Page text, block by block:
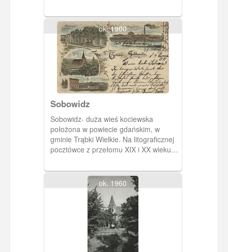
ok. 1900
Sobowidz
Sobowidz- duża wieś kociewska
położona w powiecie gdańskim, w
gminie Trąbki Wielkie. Na litograficznej
pocztówce z przełomu XIX i XX wieku
działającą od 1881 roku cukrownię,
kościół pw. Przemienienia Pańskiego i
budynek stacji kolejowej. Dworzec
powstał w 1885 w ramach budowy
Królewskiej Kolei Wschodniej.
ok. 1960